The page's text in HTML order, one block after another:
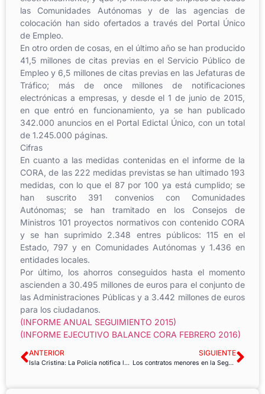
las Comunidades Autónomas y de las agencias de
colocación han sido ofertados a través del Portal Único
de Empleo.
En otro orden de cosas, en el último año se han producido
41,5 millones de citas previas en el Servicio Público de
Empleo y 6,5 millones de citas previas en las Jefaturas de
Tráfico; más de once millones de notificaciones
electrónicas a empresas, y desde el 1 de junio de 2015,
en que entró en funcionamiento, ya se han publicado
342.000 anuncios en el Portal Edictal Único, con un total
de 1.245.000 páginas.
Cifras
En cuanto a las medidas contenidas en el informe de la
CORA, de las 222 medidas previstas se han ultimado 193
medidas, con lo que el 87 por 100 ya está cumplido; se
han suscrito 391 convenios con Comunidades
Autónomas; se han tramitado en los Consejos de
Ministros 101 proyectos normativos con contenido CORA
y se han suprimido 2.348 entres públicos: 115 en el
Estado, 797 y en Comunidades Autónomas y 1.436 en
entidades locales.
Por último, los ahorros conseguidos hasta el momento
ascienden a 30.495 millones de euros para el conjunto de
las Administraciones Públicas y a 3.442 millones de euros
para los ciudadanos.
(INFORME ANUAL SEGUIMIENTO 2015)
(INFORME EJECUTIVO BALANCE CORA FEBRERO 2016)
ANTERIOR
Isla Cristina: La Policía notifica los despidos a 80 trabajadores en la calle
SIGUIENTE
Los contratos menores en la Seguridad Social, esa otra forma de gestionar el dinero público